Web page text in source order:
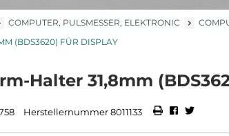
COMPUTER, PULSMESSER, ELEKTRONIC
(BDS3620) FÜR DISPLAY
Halter 31,8mm
Herstellernummer 8011133